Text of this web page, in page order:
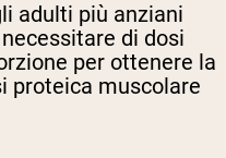
adulti più anziani
di dosi
per ottenere la
proteica muscolare